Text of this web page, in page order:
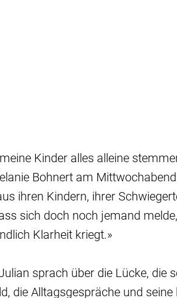
Kinder alles alleine
Bohnert am
ihren Kindern, ihrer
sich doch noch jemand
Klarheit kriegt.»
sprach über die Lücke, die
die Alltagsgespräche und